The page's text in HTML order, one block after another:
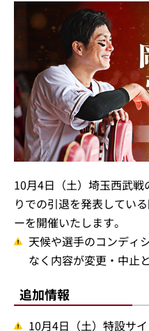
10月4日（土）埼玉西武
りでの引退を発表してい
ーを開催いたします。
天候や選手のコンディ
なく内容が変更・中止
追加情報
10月4日（土）特設サ